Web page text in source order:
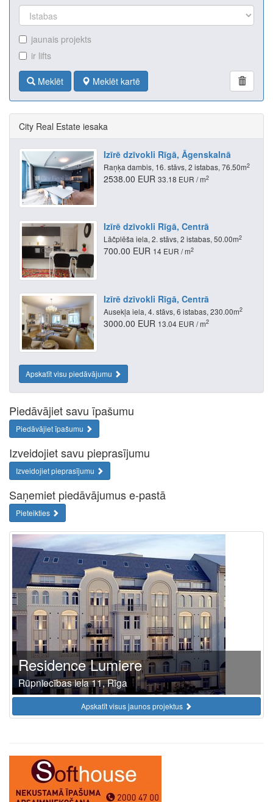
jaunais projekts
ir lifts
Meklēt Meklēt kartē
City Real Estate iesaka
Izīrē dzīvokli Rīgā, Āgenskalnā
Raņķa dambis, 16. stāvs, 2 istabas, 76.50m2
2538.00 EUR 33.18 EUR / m2
Izīrē dzīvokli Rīgā, Centrā
Lāčplēša iela, 2. stāvs, 2 istabas, 50.00m2
700.00 EUR 14 EUR / m2
Izīrē dzīvokli Rīgā, Centrā
Ausekļa iela, 4. stāvs, 6 istabas, 230.00m2
3000.00 EUR 13.04 EUR / m2
Apskatīt visu piedāvājumu
Piedāvājiet savu īpašumu
Piedāvājiet īpašumu
Izveidojiet savu pieprasījumu
Izveidojiet pieprasījumu
Saņemiet piedāvājumus e-pastā
Pieteikties
Residence Lumiere
Rūpniecības iela 11, Rīga
Apskatīt visus jaunos projektus